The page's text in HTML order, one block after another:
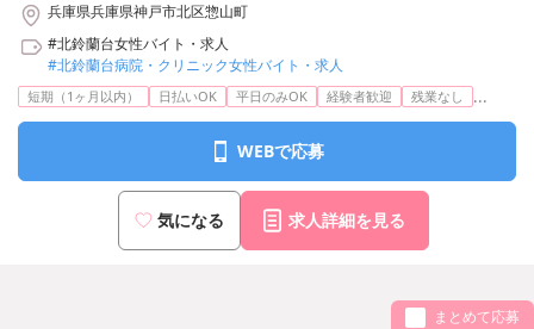
兵庫県兵庫県神戸市北区惣山町
#北鈴蘭台女性バイト・求人
#北鈴蘭台病院・クリニック女性バイト・求人
短期（1ヶ月以内） 日払いOK 平日のみOK 経験者歓迎 残業なし ...
WEBで応募
気になる 求人詳細を見る
まとめて応募